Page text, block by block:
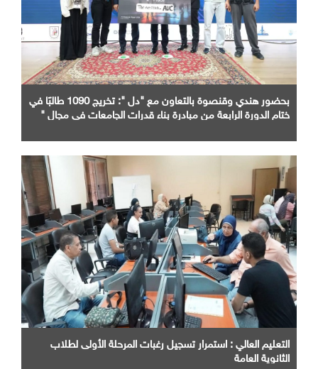
بحضور هندي وقنصوة بالتعاون مع "دل ": تخريج 1090 طالبًا في
ختام الدورة الرابعة من مبادرة بناء قدرات الجامعات في مجال "
التعليم العالي : استمرار تسجيل رغبات المرحلة الأولى لطلاب
الثانوية العامة